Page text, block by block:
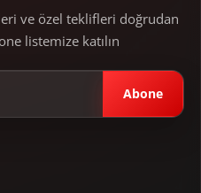
ve özel teklifleri doğrudan
listemize katılın
Abone